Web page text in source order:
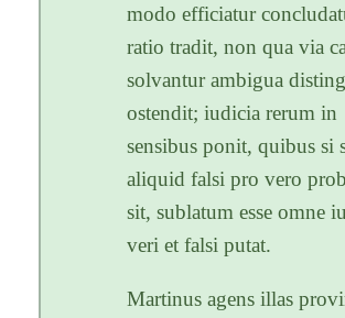
modo efficiatur
ratio tradit, non qua via
solvantur ambigua
ostendit; iudicia rerum in
sensibus ponit, quibus si
aliquid falsi pro vero
sit, sublatum esse omne
veri et falsi putat.
Martinus agens illas